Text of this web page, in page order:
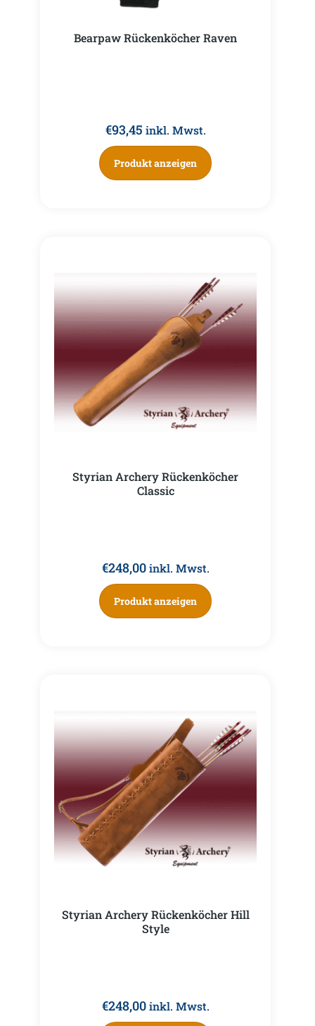
Bearpaw Rückenköcher Raven
€93,45 inkl. Mwst.
Produkt anzeigen
Styrian Archery Rückenköcher
Classic
€248,00 inkl. Mwst.
Produkt anzeigen
Styrian Archery Rückenköcher Hill
Style
€248,00 inkl. Mwst.